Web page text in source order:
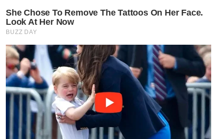
She Chose To Remove The Tattoos On Her Face.
Look At Her Now
BUZZ DAY